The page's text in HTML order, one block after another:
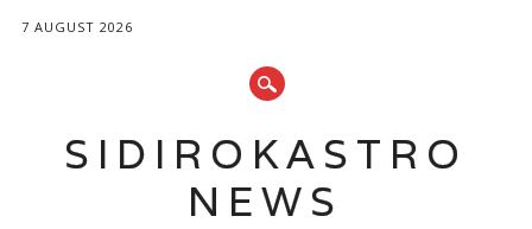
7 AUGUST 2026
SIDIROKASTRO
NEWS